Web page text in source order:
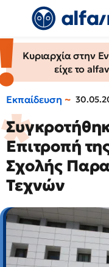
Κυριαρχία στην
είχε το
Εκπαίδευση
Επιτροπή
Σχολής
Τεχνών